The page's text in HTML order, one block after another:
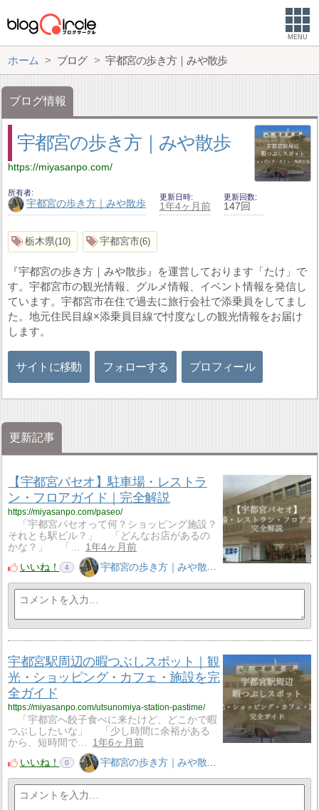
MENU
ホーム ブログ 宇都宮の歩き方｜みや散歩
ブログ情報
宇都宮の歩き方｜みや散歩
https://miyasanpo.com/
所有者
宇都宮の歩き方｜みや散歩
更新日時
1年4ヶ月前
更新回数
147回
栃木県 10 宇都宮市 6
『宇都宮の歩き方｜みや散歩』を運営しております「たけ」で
す。宇都宮市の観光情報、グルメ情報、イベント情報を発信し
ています。宇都宮市在住で過去に旅行会社で添乗員をしてまし
た。地元住民目線×添乗員目線で忖度なしの観光情報をお届け
します。
サイトに移動 フォローする プロフィール
更新記事
【宇都宮パセオ】駐車場・レストラ
ン・フロアガイド｜完全解説
https://miyasanpo.com/paseo/
「宇都宮パセオって何？ショッピング施設？
それとも駅ビル？」 「どんなお店があるの
かな？」 「…
1年4ヶ月前
いいね！
4 宇都宮の歩き方｜みや散歩
宇都宮駅周辺の暇つぶしスポット｜観
光・ショッピング・カフェ・施設を完
全ガイド
https://miyasanpo.com/utsunomiya-station-pastime/
「宇都宮へ餃子食べに来たけど、どこかで暇
つぶししたいな」 「少し時間に余裕がある
から、短時間で…
1年6ヶ月前
いいね！
0 宇都宮の歩き方｜みや散歩